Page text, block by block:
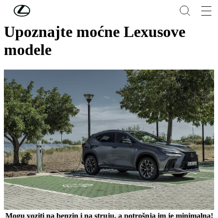
Skip to Main Content
Upoznajte moćne Lexusove
modele
Mogu voziti na benzin i na struju, a potrošnja im je minimalna!